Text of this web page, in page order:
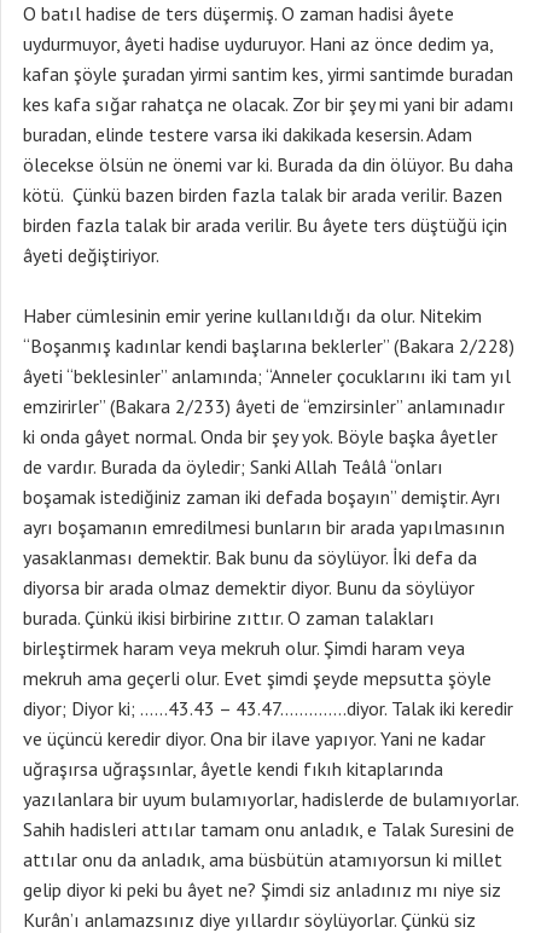
O batıl hadise de ters düşermiş. O zaman hadisi âyete
uydurmuyor, âyeti hadise uyduruyor. Hani az önce dedim ya,
kafan şöyle şuradan yirmi santim kes, yirmi santimde buradan
kes kafa sığar rahatça ne olacak. Zor bir şey mi yani bir adamı
buradan, elinde testere varsa iki dakikada kesersin. Adam
ölecekse ölsün ne önemi var ki. Burada da din ölüyor. Bu daha
kötü. Çünkü bazen birden fazla talak bir arada verilir. Bazen
birden fazla talak bir arada verilir. Bu âyete ters düştüğü için
âyeti değiştiriyor.
Haber cümlesinin emir yerine kullanıldığı da olur. Nitekim
“Boşanmış kadınlar kendi başlarına beklerler” (Bakara 2/228)
âyeti “beklesinler” anlamında; “Anneler çocuklarını iki tam yıl
emzirirler” (Bakara 2/233) âyeti de “emzirsinler” anlamınadır
ki onda gâyet normal. Onda bir şey yok. Böyle başka âyetler
de vardır. Burada da öyledir; Sanki Allah Teâlâ “onları
boşamak istediğiniz zaman iki defada boşayın” demiştir. Ayrı
ayrı boşamanın emredilmesi bunların bir arada yapılmasının
yasaklanması demektir. Bak bunu da söylüyor. İki defa da
diyorsa bir arada olmaz demektir diyor. Bunu da söylüyor
burada. Çünkü ikisi birbirine zıttır. O zaman talakları
birleştirmek haram veya mekruh olur. Şimdi haram veya
mekruh ama geçerli olur. Evet şimdi şeyde mepsutta şöyle
diyor; Diyor ki; ……43.43 – 43.47…………..diyor. Talak iki keredir
ve üçüncü keredir diyor. Ona bir ilave yapıyor. Yani ne kadar
uğraşırsa uğraşsınlar, âyetle kendi fıkıh kitaplarında
yazılanlara bir uyum bulamıyorlar, hadislerde de bulamıyorlar.
Sahih hadisleri attılar tamam onu anladık, e Talak Suresini de
attılar onu da anladık, ama büsbütün atamıyorsun ki millet
gelip diyor ki peki bu âyet ne? Şimdi siz anladınız mı niye siz
Kurân’ı anlamazsınız diye yıllardır söylüyorlar. Çünkü siz